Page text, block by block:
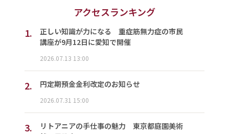
アクセスランキング
1.
正しい知識が力になる 重症筋無力症の市民
講座が9月12日に愛知で開催
2026.07.13 13:00
2. 円定期預金金利改定のお知らせ
2026.07.31 15:00
3.
リトアニアの手仕事の魅力 東京都庭園美術